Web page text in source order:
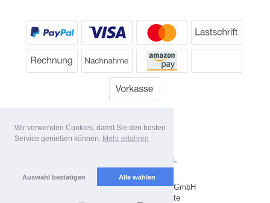
Wir verwenden Cookies, damit Sie den besten
Service genießen können. Mehr erfahren
Auswahl bestätigen Alle wählen
Alle Preise inkl. MwSt.
Lieferbedingungen
Copyright 2026 by Dartpoint GmbH
Mobile Shop by Shopgate